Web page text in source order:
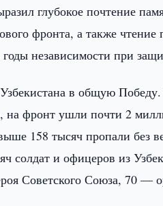
глубокое почтение
фронта, а также
независимости при
в общую
на фронт ушли почти 2
158 тысяч пропали без
солдат и офицеров из
Советского Союза, 70 —